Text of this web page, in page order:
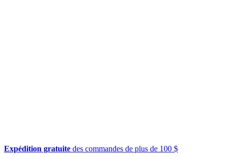
Expédition gratuite des commandes de plus de 100 $